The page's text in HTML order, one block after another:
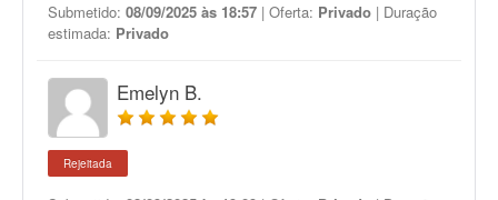
Submetido: 08/09/2025 às 18:57 | Oferta: Privado | Duração
estimada: Privado
Emelyn B.
Rejeitada